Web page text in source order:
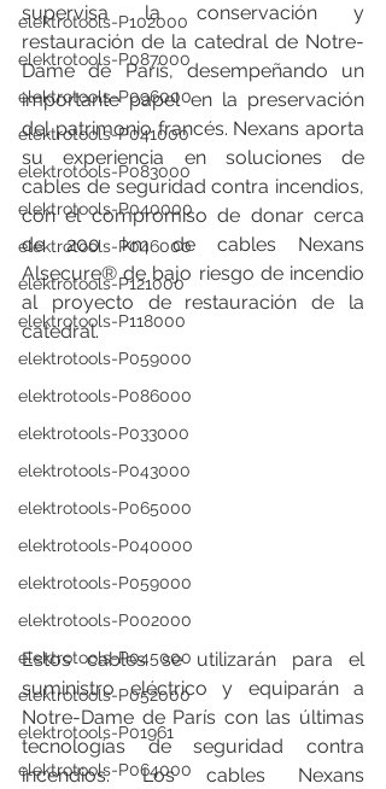
elektrotools-P102000
elektrotools-P087000
elektrotools-P096000
elektrotools-P041000
elektrotools-P083000
elektrotools-P040000
elektrotools-P046000
elektrotools-P121000
elektrotools-P118000
elektrotools-P059000
elektrotools-P086000
elektrotools-P033000
elektrotools-P043000
elektrotools-P065000
elektrotools-P040000
elektrotools-P059000
elektrotools-P002000
elektrotools-P045000
elektrotools-P052000
elektrotools-P01961
elektrotools-P064000
supervisa la conservación y
restauración de la catedral de Notre-
Dame de París, desempeñando un
importante papel en la preservación
del patrimonio francés. Nexans aporta
su experiencia en soluciones de
cables de seguridad contra incendios,
con el compromiso de donar cerca
de 200 km de cables Nexans
Alsecure® de bajo riesgo de incendio
al proyecto de restauración de la
catedral.
Estos cables se utilizarán para el
suministro eléctrico y equiparán a
Notre-Dame de París con las últimas
tecnologías de seguridad contra
incendios. Los cables Nexans